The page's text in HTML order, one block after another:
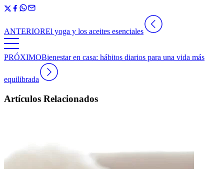
ANTERIOREl yoga y los aceites esenciales
PRÓXIMOBienestar en casa: hábitos diarios para una vida más
equilibrada
Artículos Relacionados